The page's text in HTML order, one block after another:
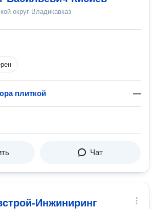
округ Владикавказ
плиткой —
Чат
Инжиниринг